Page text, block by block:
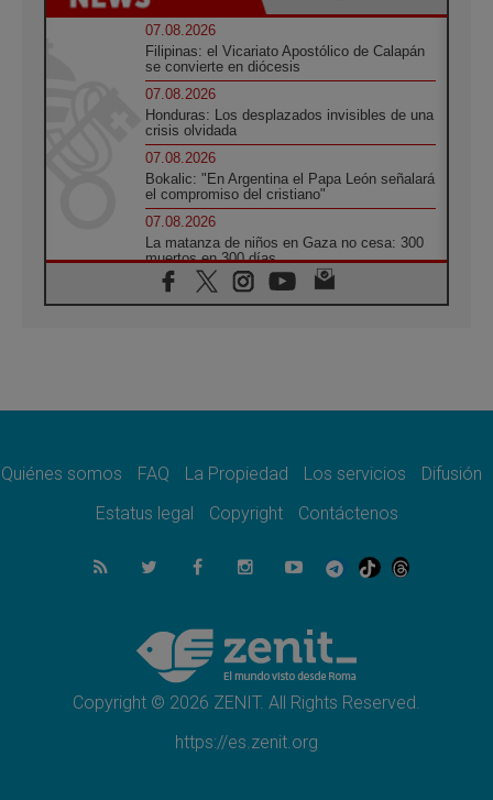
07.08.2026
Filipinas: el Vicariato Apostólico de Calapán
se convierte en diócesis
07.08.2026
Honduras: Los desplazados invisibles de una
crisis olvidada
07.08.2026
Bokalic: "En Argentina el Papa León señalará
el compromiso del cristiano"
07.08.2026
La matanza de niños en Gaza no cesa: 300
muertos en 300 días
07.08.2026
Tagle: La guerra desfigura el mundo, solo la
como misión al servicio del Evangelio
SIGNIS 2026, dar voz a las religiosas en el
07.08.2026
Lanzan un proyecto de empoderamiento
Programa oficial del Viaje Apostólico del
Papa León XIV a Francia
Quiénes somos FAQ La Propiedad Los servicios
Difusión
Estatus legal
Copyright Contáctenos
Copyright © 2026 ZENIT. All Rights Reserved.
https://es.zenit.org